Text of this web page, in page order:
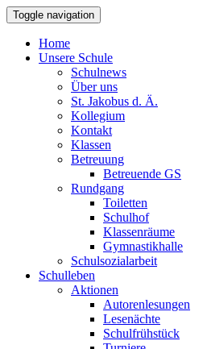
Toggle navigation
Home
Unsere Schule
Schulnews
Über uns
St. Jakobus d. Ä.
Kollegium
Kontakt
Klassen
Betreuung
Betreuende GS
Rundgang
Toiletten
Schulhof
Klassenräume
Gymnastikhalle
Schulsozialarbeit
Schulleben
Aktionen
Autorenlesungen
Lesenächte
Schulfrühstück